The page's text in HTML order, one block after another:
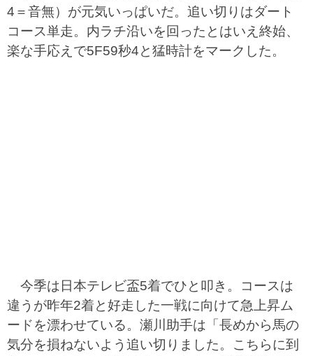
4＝音無）が元気いっぱいだ。追い切りはダート
コース単走。内ラチ沿いを回ったとはいえ終始、
楽な手応えで5F59秒4と猛時計をマークした。
今季は日本テレビ盃5着でひと叩き。コースは
違うが昨年2着と好走した一戦に向けて急上昇ム
ードを漂わせている。瀬川助手は「長めから馬の
気分を損ねないよう追い切りました。こちらに到